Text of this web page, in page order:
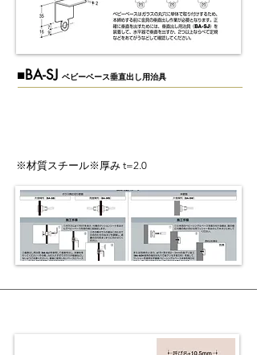
​■BA-SJ ベビーベース垂直出し用治具
​※材質スチール※厚み t=2.0